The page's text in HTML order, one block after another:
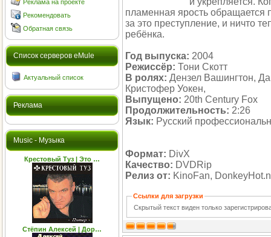
Реклама на проекте
Рекомендовать
Обратная связь
Cписок серверов eMule
Актуальный список
Реклама
Music - Музыка
Крестовый Туз | Это …
Стёпин Алексей | Дор…
пламенная ярость обращается
за это преступление, и ничто
ребёнка.
Год выпуска: 2004
Режиссёр: Тони Скотт
В ролях: Дензел Вашингтон,
Кристофер Уокен,
Выпущено: 20th Century Fox
Продолжительность: 2:26
Язык: Русский
Формат: DivX
Качество: DVDRip
Релиз от: KinoFan,
Ссылки для загрузки
Скрытый текст виден только